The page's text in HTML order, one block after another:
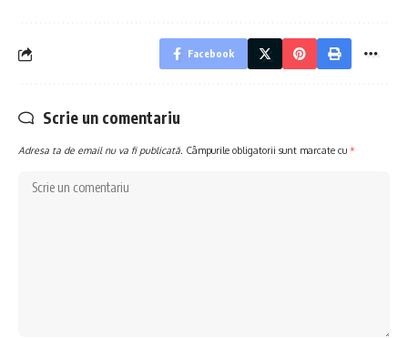
Facebook
Scrie un comentariu
Adresa ta de email nu va fi publicată. Câmpurile obligatorii sunt marcate cu *